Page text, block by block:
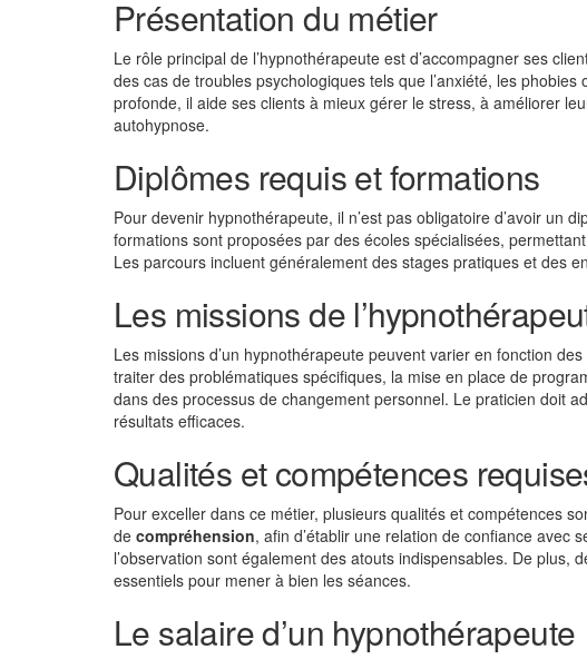
Présentation du métier
Le rôle principal de l’hypnothérapeute est d’accompagner ses
des cas de troubles psychologiques tels que l’anxiété, les
profonde, il aide ses clients à mieux gérer le stress, à améliorer
autohypnose.
Diplômes requis et formations
Pour devenir hypnothérapeute, il n’est pas obligatoire d’avoir un
formations sont proposées par des écoles spécialisées,
Les parcours incluent généralement des stages pratiques et des
Les missions de
Les missions d’un hypnothérapeute peuvent varier en fonction
traiter des problématiques spécifiques, la mise en place de
dans des processus de changement personnel. Le praticien doit
résultats efficaces.
Qualités et compétences
Pour exceller dans ce métier, plusieurs qualités et compétences
de compréhension, afin d’établir une relation de confiance avec
l’observation sont également des atouts indispensables. De
essentiels pour mener à bien les séances.
Le salaire d’un hypnothérapeute